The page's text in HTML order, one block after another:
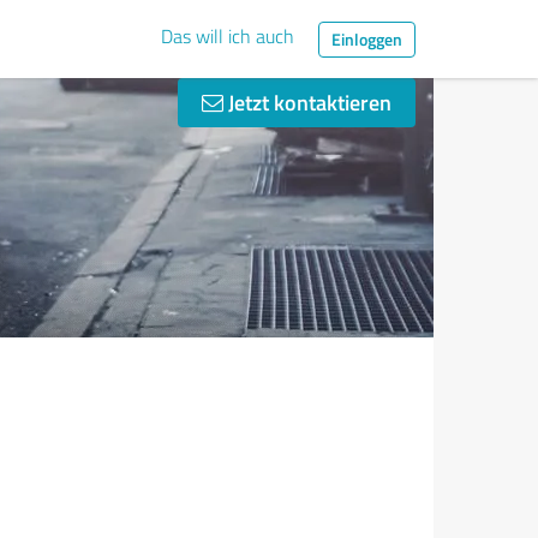
Das will ich auch Einloggen
Jetzt kontaktieren